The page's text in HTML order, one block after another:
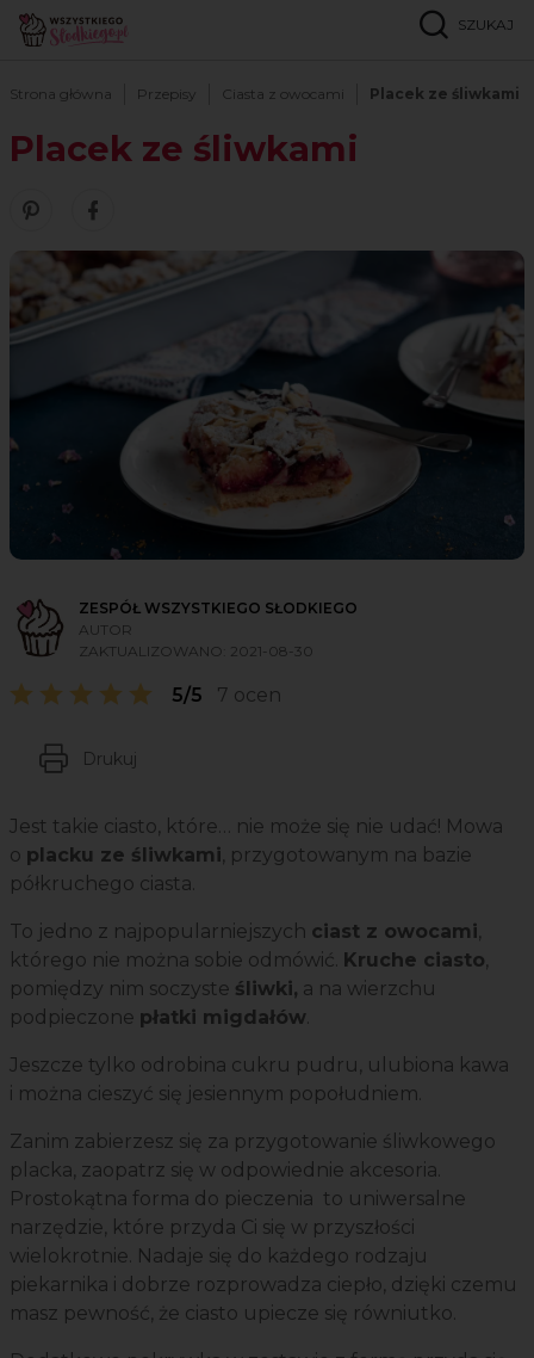
SZUKAJ
Strona główna Przepisy Ciasta z owocami Placek ze śliwkami
Placek ze śliwkami
Zobacz nasze piny w serwisie Pinterest
Udostępnij ten przepis w serwisie Facebook
ZESPÓŁ WSZYSTKIEGO SŁODKIEGO
AUTOR
ZAKTUALIZOWANO: 2021-08-30
5/5 7 ocen
Drukuj
Jest takie ciasto, które… nie może się nie udać! Mowa
o placku ze śliwkami, przygotowanym na bazie
półkruchego ciasta.
To jedno z najpopularniejszych ciast z owocami,
którego nie można sobie odmówić. Kruche ciasto,
pomiędzy nim soczyste śliwki, a na wierzchu
podpieczone płatki migdałów.
Jeszcze tylko odrobina cukru pudru, ulubiona kawa
i można cieszyć się jesiennym popołudniem.
Zanim zabierzesz się za przygotowanie śliwkowego
placka, zaopatrz się w odpowiednie akcesoria.
Prostokątna forma do pieczenia to uniwersalne
narzędzie, które przyda Ci się w przyszłości
wielokrotnie. Nadaje się do każdego rodzaju
piekarnika i dobrze rozprowadza ciepło, dzięki czemu
masz pewność, że ciasto upiecze się równiutko.